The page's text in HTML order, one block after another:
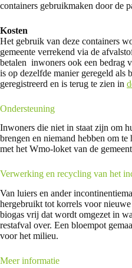
containers gebruikmaken door de
Kosten
Het gebruik van deze containers
gemeente verrekend via de
betalen inwoners ook een bedrag
is op dezelfde manier geregeld
geregistreerd en is terug te zien in
Ondersteuning
Inwoners die niet in staat zijn om
brengen en niemand hebben om
met het Wmo-loket van de
Verwerking en recycling van het
Van luiers en ander
hergebruikt tot korrels voor
biogas vrij dat wordt omgezet in
restafval over. Een bloempot
voor het milieu.
Meer informatie